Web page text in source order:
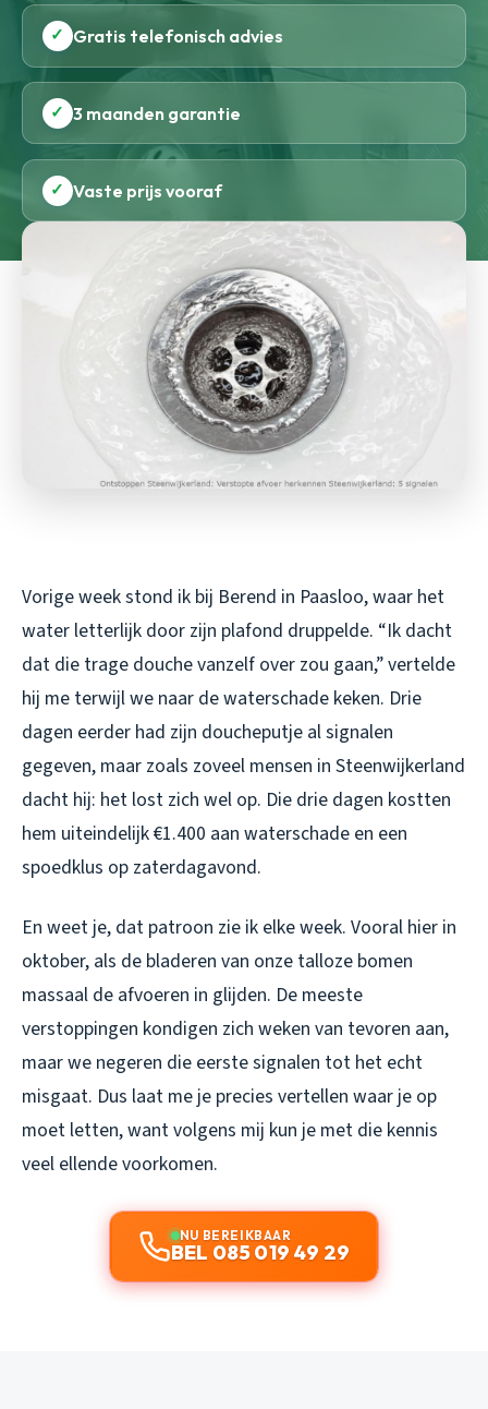
✓ Gratis telefonisch advies
✓ 3 maanden garantie
✓ Vaste prijs vooraf
Vorige week stond ik bij Berend in Paasloo, waar het
water letterlijk door zijn plafond druppelde. “Ik dacht
dat die trage douche vanzelf over zou gaan,” vertelde
hij me terwijl we naar de waterschade keken. Drie
dagen eerder had zijn doucheputje al signalen
gegeven, maar zoals zoveel mensen in Steenwijkerland
dacht hij: het lost zich wel op. Die drie dagen kostten
hem uiteindelijk €1.400 aan waterschade en een
spoedklus op zaterdagavond.
En weet je, dat patroon zie ik elke week. Vooral hier in
oktober, als de bladeren van onze talloze bomen
massaal de afvoeren in glijden. De meeste
verstoppingen kondigen zich weken van tevoren aan,
maar we negeren die eerste signalen tot het echt
misgaat. Dus laat me je precies vertellen waar je op
moet letten, want volgens mij kun je met die kennis
veel ellende voorkomen.
NU BEREIKBAAR
BEL 085 019 49 29